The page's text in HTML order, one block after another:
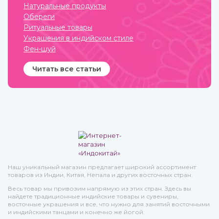
Натуральные продукты
Обереги
Ритуальные товары
Украшения в индийском стиле
Фен-шуй
Читать все статьи
Наш уникальный магазин предлагает широкий ассортимент
товаров из Индии, Китая, Непала и других восточных стран.
Весь товар мы привозим напрямую из этих стран. Здесь вы
найдете традиционные индийские товары и сувениры,
восточные украшения и все, что нужно для занятий восточными
и индийскими танцами и конечно же йогой.